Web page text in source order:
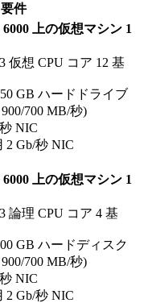
要件
上の仮想マシン 1
仮想 CPU コア 12 基
GB ハードドライブ
700 MB/秒)
NIC
2 Gb/秒 NIC
上の仮想マシン 1
論理 CPU コア 4 基
GB ハードディスク
700 MB/秒)
NIC
2 Gb/秒 NIC